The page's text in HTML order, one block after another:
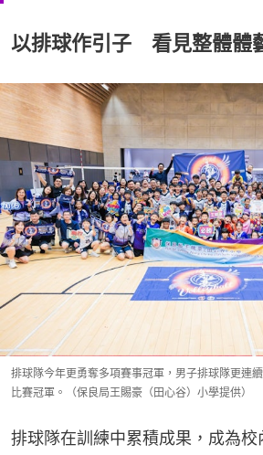
以排球作引子 看見整體體
排球隊今年更勇奪多項賽事冠軍，男子排球隊更連
比賽冠軍。（保良局王賜豪（田心谷）小學提供）
排球隊在訓練中累積成果，成為校